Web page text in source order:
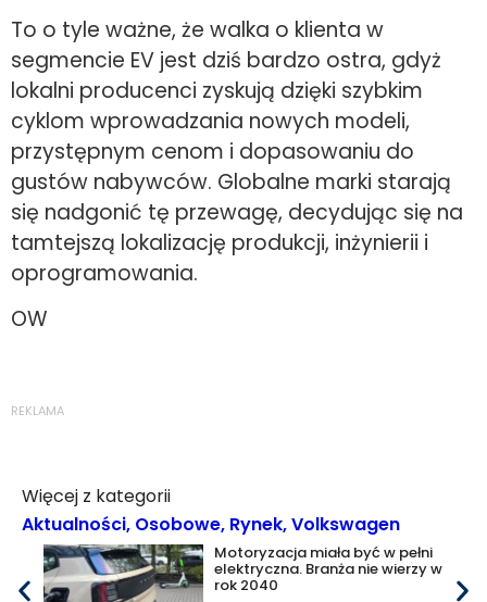
To o tyle ważne, że walka o klienta w
segmencie EV jest dziś bardzo ostra, gdyż
lokalni producenci zyskują dzięki szybkim
cyklom wprowadzania nowych modeli,
przystępnym cenom i dopasowaniu do
gustów nabywców. Globalne marki starają
się nadgonić tę przewagę, decydując się na
tamtejszą lokalizację produkcji, inżynierii i
oprogramowania.
OW
REKLAMA
Więcej z kategorii
Aktualności, Osobowe, Rynek,Volkswagen
Motoryzacja miała być w pełni
elektryczna. Branża nie wierzy w
rok 2040